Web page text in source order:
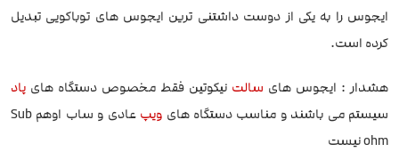
ایجوس را به یکی از دوست داشتنی ترین ایجوس های توباکویی تبدیل
کرده است.
هشدار : ایجوس های سالت نیکوتین فقط مخصوص دستگاه های پاد
سیستم می باشند و مناسب دستگاه های ویپ
عادی و ساب اوهم Sub
ohm نیست